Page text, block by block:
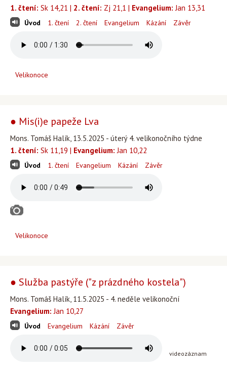
1. čtení: Sk 14,21 | 2. čtení: Zj 21,1 | Evangelium: Jan 13,31
Úvod 1. čtení 2. čtení Evangelium Kázání Závěr
Velikonoce
● Mis(i)e papeže Lva
Mons. Tomáš Halík, 13.5.2025 - úterý 4. velikonočního týdne
1. čtení: Sk 11,19 | Evangelium: Jan 10,22
Úvod 1. čtení Evangelium Kázání Závěr
Velikonoce
● Služba pastýře ("z prázdného kostela")
Mons. Tomáš Halík, 11.5.2025 - 4. neděle velikonoční
Evangelium: Jan 10,27
Úvod Evangelium Kázání Závěr
videozáznam